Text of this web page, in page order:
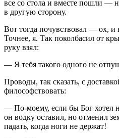
все со стола и вместе пошли —
в другую сторону.
Вот тогда почувствовал — ох,
Точнее, я. Так поколбасил от
руку взял:
— Я тебя такого одного не
Проводы, так сказать, с
философствовать:
— По-моему, если бы Бог хотел
он водку оставил, но отменил
падать, когда ноги не держат!